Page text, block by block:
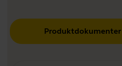
Produktdokumenter